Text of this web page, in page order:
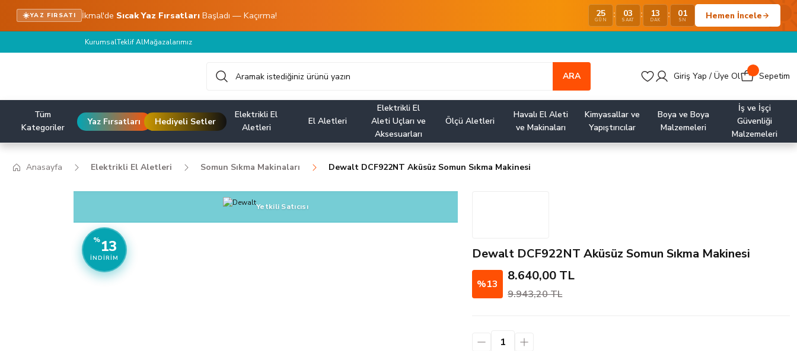
☀️YAZ FIRSATI İkmal'de Sıcak Yaz Fırsatları Başladı — Kaçırma! 25
GÜN : 03
SAAT : 13
DAK : 01
SN Hemen İncele
KurumsalTeklif AlMağazalarımız
ARA Giriş Yap / Üye Ol Sepetim
Tüm
Kategoriler
Yaz Fırsatları Hediyeli Setler
Elektrikli El
Aletleri
El Aletleri
Elektrikli El
Aleti Uçları ve
Aksesuarları
Ölçü Aletleri
Havalı El Aleti
ve Makinaları
Kimyasallar ve
Yapıştırıcılar
Boya ve Boya
Malzemeleri
İş ve İşçi
Güvenliği
Malzemeleri
Anasayfa Elektrikli El Aletleri Somun Sıkma Makinaları Dewalt DCF922NT Aküsüz Somun Sıkma Makinesi
%13
İNDIRIM
Yetkili Satıcısı
Dewalt DCF922NT Aküsüz Somun Sıkma Makinesi
%13
8.640,00 TL
9.943,20 TL